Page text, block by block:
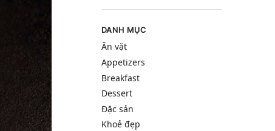
DANH MỤC
Ăn vặt
Appetizers
Breakfast
Dessert
Đặc sản
Khoẻ đẹp